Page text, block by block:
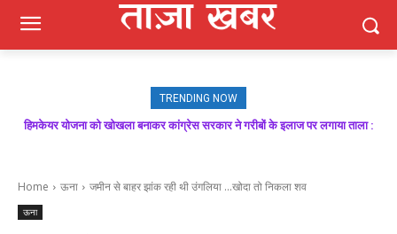
TRENDING NOW
हिमकेयर योजना को खोखला बनाकर कांग्रेस सरकार ने गरीबों के इलाज पर लगाया ताला :
Home ऊना जमीन से बाहर झांक रही थी उंगलिया ...खोदा तो निकला शव
ऊना